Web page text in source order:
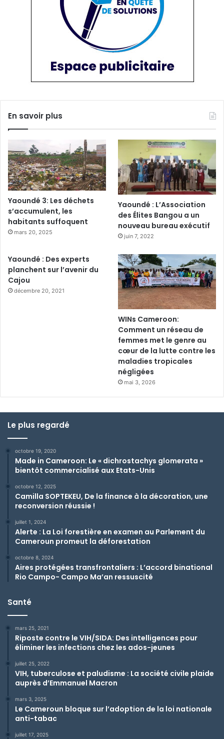
En savoir plus
Yaoundé 3: Les déchets
s’accumulent, les
habitants suffoquent
mars 20, 2025
Yaoundé : L’Association
des Élites Bangou a un
nouveau bureau exécutif
juin 7, 2022
Yaoundé : Des experts
planchent sur l’avenir du
Cajou
décembre 20, 2021
WINs Cameroon:
Comment un réseau de
femmes met le genre au
cœur de la lutte contre les
maladies tropicales
négligées
mai 3, 2026
Le plus regardé
octobre 19, 2020
Made in Cameroon: Le « dichrostachys glomerata »
bientôt commercialisé aux Etats-Unis
octobre 12, 2025
Camilla SOPTEKEU, De la finance à la décoration, une
reconversion réussie !
juillet 1, 2024
Alerte : La Loi forestière en examen au Parlement du
Cameroun promeut la déforestation
octobre 8, 2024
Aires protégées transfrontaliers : L’accord binational
Rio Campo- Campo Ma’an ressuscité
Santé
mars 25, 2021
Riposte contre le VIH/SIDA: Des intelligences pour
éliminer les infections chez les ados-jeunes
juillet 25, 2022
VIH, tuberculose et paludisme : La société civile plaide
auprès d’Emmanuel Macron
mars 3, 2025
Le Cameroun bloque sur l’adoption de la loi nationale
anti-tabac
juillet 17, 2025